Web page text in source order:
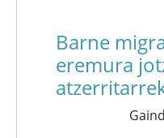
Barne
eremura